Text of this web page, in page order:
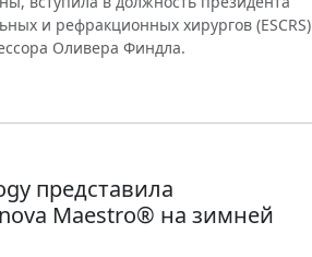
и рефракционных хирургов (ESCRS)
Оливера Финдла.
представила
Maestro® на зимней